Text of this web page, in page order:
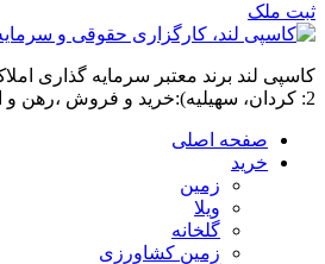
ثبت ملک
2: کردان، سهیلیه):خرید و فروش ،رهن و اجاره
صفحه اصلی
خرید
زمین
ویلا
گلخانه
زمین کشاورزی